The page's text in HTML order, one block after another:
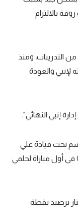
بالالتزام
التدريبات، ومنذ
لإنبي والعودة
إنبي النهائي".
الموسم تحت قيادة علي
ماهر، قبل الغياب عن الخسارة من أسوان 1-0 في أول مباراة لحلمي
برصيد نقطة